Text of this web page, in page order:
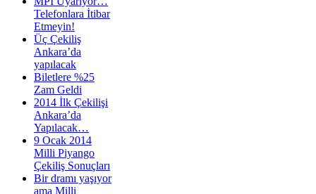
Telefonlara İtibar
Etmeyin!
Üç Çekiliş
Ankara’da
yapılacak
Biletlere %25
Zam Geldi
2014 İlk Çekilişi
Ankara’da
Yapılacak…
9 Ocak 2014
Milli Piyango
Çekiliş Sonuçları
Bir dramı yaşıyor
ama Milli